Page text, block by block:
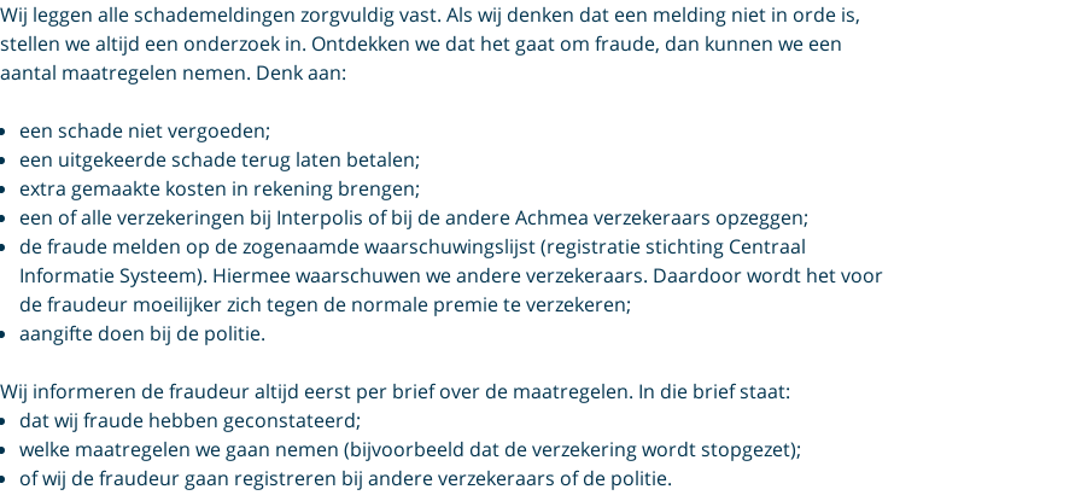
Wij leggen alle schademeldingen zorgvuldig vast. Als wij denken dat een melding niet in orde is,
stellen we altijd een onderzoek in. Ontdekken we dat het gaat om fraude, dan kunnen we een
aantal maatregelen nemen. Denk aan:
een schade niet vergoeden;
een uitgekeerde schade terug laten betalen;
extra gemaakte kosten in rekening brengen;
een of alle verzekeringen bij Interpolis of bij de andere Achmea verzekeraars opzeggen;
de fraude melden op de zogenaamde waarschuwingslijst (registratie stichting Centraal
Informatie Systeem). Hiermee waarschuwen we andere verzekeraars. Daardoor wordt het voor
de fraudeur moeilijker zich tegen de normale premie te verzekeren;
aangifte doen bij de politie.
Wij informeren de fraudeur altijd eerst per brief over de maatregelen. In die brief staat:
dat wij fraude hebben geconstateerd;
welke maatregelen we gaan nemen (bijvoorbeeld dat de verzekering wordt stopgezet);
of wij de fraudeur gaan registreren bij andere verzekeraars of de politie.